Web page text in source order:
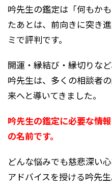
吟先生の鑑定は「何もか
たあとは、前向きに突き
ミで評判です。
開運・縁結び・縁切りな
吟先生は、多くの相談者
来へと導いてきました。
吟先生の鑑定に必要な情
の名前です。
どんな悩みでも慈悲深い
アドバイスを授ける吟先生